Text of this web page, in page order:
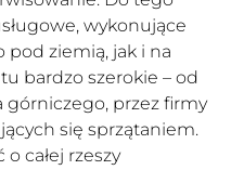
wykonujące
pod ziemią, jak i na
bardzo szerokie – od
przez firmy
się sprzątaniem.
całej rzeszy